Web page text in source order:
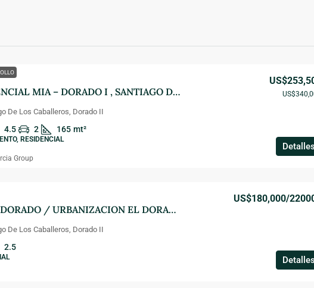
RESIDENCIAL MIA – DORADO I , SANTIAGO DE LOS CABALEROS.
De Los Caballeros, Dorado II
4.5 2 165 mt²
RESIDENCIAL
Detalles
Group
ROBLE DORADO / URBANIZACION EL DORADO – SANTIAGO
US$180,000/
De Los Caballeros, Dorado II
2.5
Detalles